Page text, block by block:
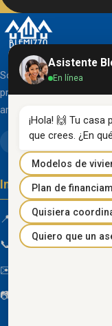
Somos una
proyectos inmobiliarios
arquitectónico clásico y
Información de
📍 Km 85 Vía Progreso,
📞 096 934 4318
✉️
📷
Asistente
En línea
¡Hola! 🙌 Tu
que crees. ¿En
Modelos de
Plan de
Quisiera
Quiero que un